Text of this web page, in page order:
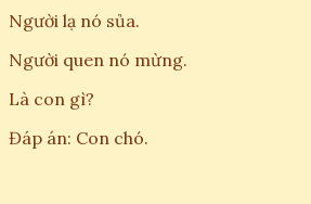
Người lạ nó sủa.
Người quen nó mừng.
Là con gì?
Đáp án: Con chó.